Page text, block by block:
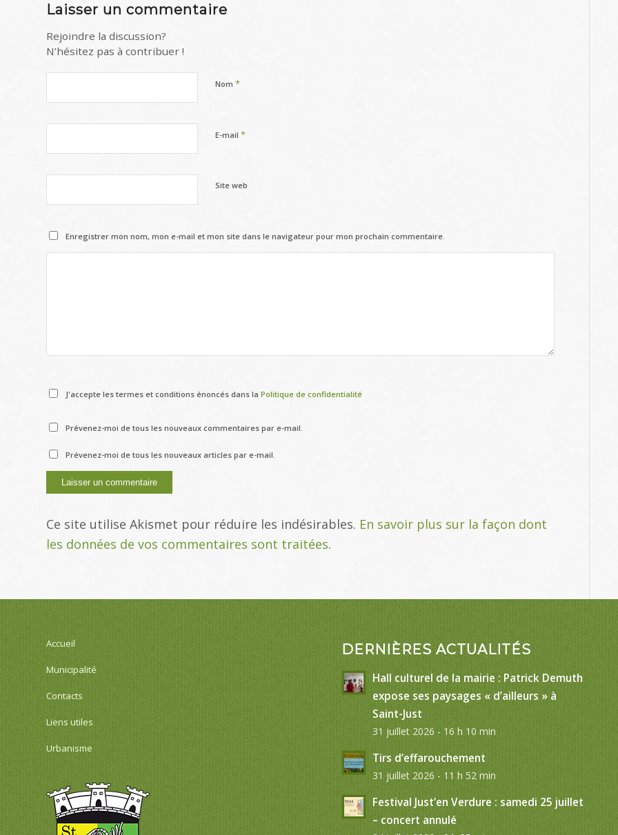
Laisser un commentaire
Rejoindre la discussion?
N’hésitez pas à contribuer !
Nom *
E-mail *
Site web
Enregistrer mon nom, mon e-mail et mon site dans le navigateur pour mon prochain commentaire.
J'accepte les termes et conditions énoncés dans la Politique de confidentialité
Prévenez-moi de tous les nouveaux commentaires par e-mail.
Prévenez-moi de tous les nouveaux articles par e-mail.
Ce site utilise Akismet pour réduire les indésirables. En savoir plus sur la façon dont
les données de vos commentaires sont traitées.
Accueil
Municipalité
Contacts
Liens utiles
Urbanisme
DERNIÈRES ACTUALITÉS
Hall culturel de la mairie : Patrick Demuth
expose ses paysages « d’ailleurs » à
Saint-Just
31 juillet 2026 - 16 h 10 min
Tirs d’effarouchement
31 juillet 2026 - 11 h 52 min
Festival Just’en Verdure : samedi 25 juillet
– concert annulé